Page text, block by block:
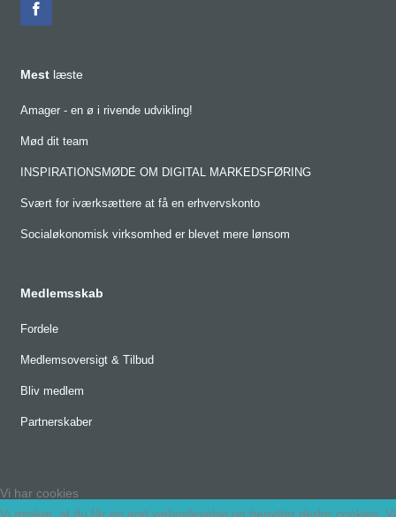
Mest læste
Amager - en ø i rivende udvikling!
Mød dit team
INSPIRATIONSMØDE OM DIGITAL MARKEDSFØRING
Svært for iværksættere at få en erhvervskonto
Socialøkonomisk virksomhed er blevet mere lønsom
Medlemsskab
Fordele
Medlemsoversigt & Tilbud
Bliv medlem
Partnerskaber
Vi har cookies
Vi ønsker, at du får en god weboplevelse og benytter derfor cookies. Vi